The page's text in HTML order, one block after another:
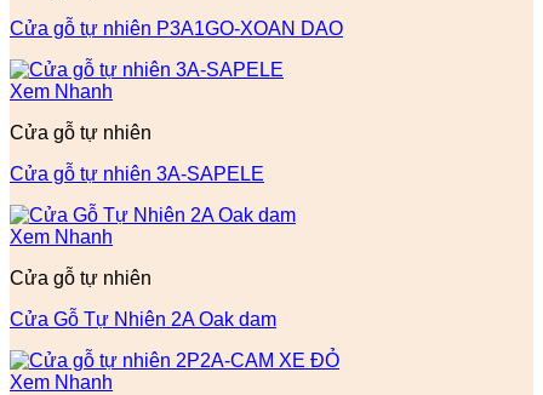
Cửa gỗ tự nhiên P3A1GO-XOAN DAO
Xem Nhanh
Cửa gỗ tự nhiên
Cửa gỗ tự nhiên 3A-SAPELE
Xem Nhanh
Cửa gỗ tự nhiên
Cửa Gỗ Tự Nhiên 2A Oak dam
Xem Nhanh